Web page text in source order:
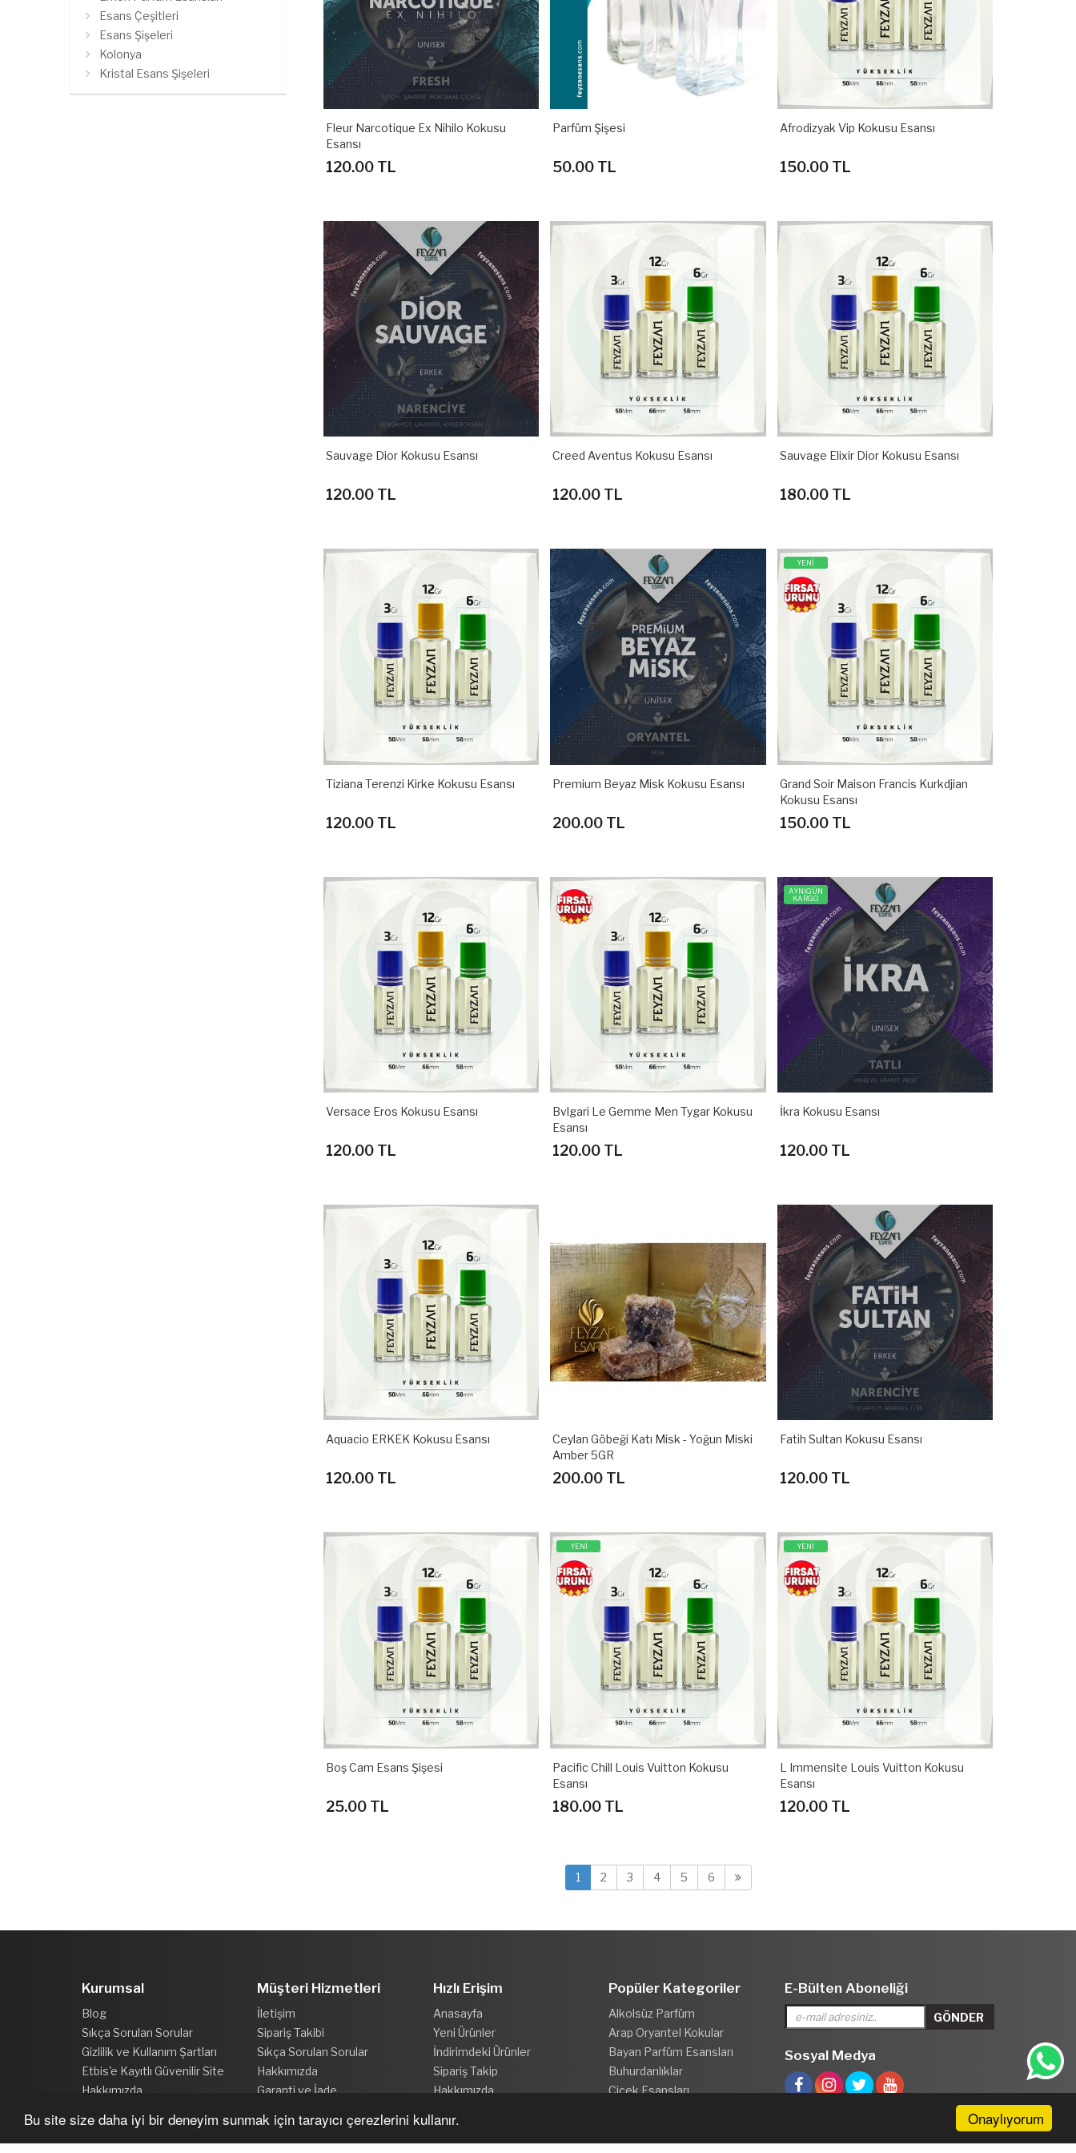
Onaylıyorum
Bu site size daha iyi bir deneyim sunmak için tarayıcı çerezlerini kullanır.
Esans Çeşitleri
Esans Şişeleri
Kolonya
Kristal Esans Şişeleri
Metal Esans Şişeleri
Fleur Narcotique Ex Nihilo Kokusu
Esansı
120.00 TL
Parfüm Şişesi
50.00 TL
Afrodizyak Vip Kokusu Esansı
150.00 TL
Sauvage Dior Kokusu Esansı
120.00 TL
Creed Aventus Kokusu Esansı
120.00 TL
Sauvage Elixir Dior Kokusu Esansı
180.00 TL
Tiziana Terenzi Kirke Kokusu Esansı
120.00 TL
Premium Beyaz Misk Kokusu Esansı
200.00 TL
YENİ
Grand Soir Maison Francis Kurkdjian
Kokusu Esansı
150.00 TL
Versace Eros Kokusu Esansı
120.00 TL
Bvlgari Le Gemme Men Tygar Kokusu
Esansı
120.00 TL
AYNIGÜN
KARGO
İkra Kokusu Esansı
120.00 TL
Aquacio ERKEK Kokusu Esansı
120.00 TL
Ceylan Göbeği Katı Misk - Yoğun Miski
Amber 5GR
200.00 TL
Fatih Sultan Kokusu Esansı
120.00 TL
Boş Cam Esans Şişesi
25.00 TL
YENİ
Pacific Chill Louis Vuitton Kokusu
Esansı
180.00 TL
YENİ
L Immensite Louis Vuitton Kokusu
Esansı
120.00 TL
1 2 3 4 5 6
Kurumsal
Blog
Sıkça Sorulan Sorular
Gizlilik ve Kullanım Şartları
Etbis'e Kayıtlı Güvenilir Site
Hakkımızda
Müşteri Hizmetleri
İletişim
Sipariş Takibi
Sıkça Sorulan Sorular
Hakkımızda
Garanti ve İade
Hızlı Erişim
Anasayfa
Yeni Ürünler
İndirimdeki Ürünler
Sipariş Takip
Hakkımızda
Popüler Kategoriler
Alkolsüz Parfüm
Arap Oryantel Kokular
Bayan Parfüm Esansları
Buhurdanlıklar
Çiçek Esansları
E-Bülten Aboneliği
Sosyal Medya